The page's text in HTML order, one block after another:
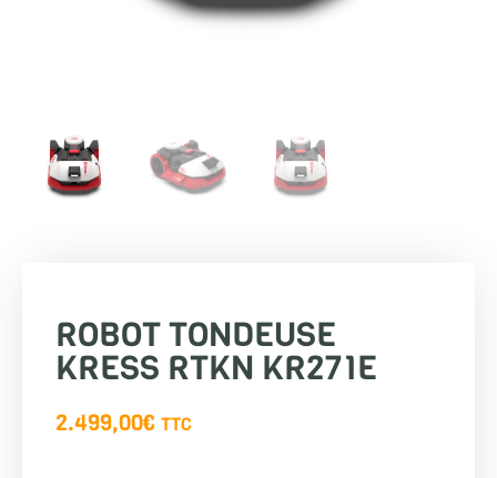
ROBOT TONDEUSE
KRESS RTKN KR271E
2.499,00€ TTC